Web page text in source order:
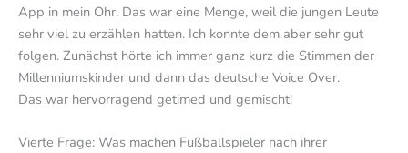
App in mein Ohr. Das war eine Menge, weil die jungen Leute
sehr viel zu erzählen hatten. Ich konnte dem aber sehr gut
folgen. Zunächst hörte ich immer ganz kurz die Stimmen der
Millenniumskinder und dann das deutsche Voice Over.
Das war hervorragend getimed und gemischt!
Vierte Frage: Was machen Fußballspieler nach ihrer